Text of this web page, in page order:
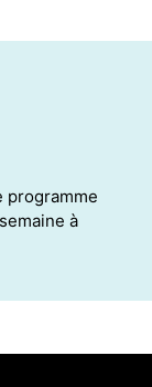
programme
à